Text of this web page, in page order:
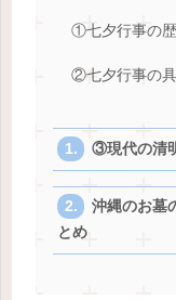
①七夕行事の
②七夕行事の
③現代の清
沖縄のお墓
とめ